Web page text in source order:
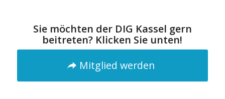
Sie möchten der DIG Kassel gern
beitreten? Klicken Sie unten!
Mitglied werden